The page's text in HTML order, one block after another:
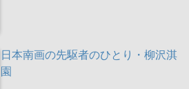
日本南画の先駆者のひとり・柳沢淇
園